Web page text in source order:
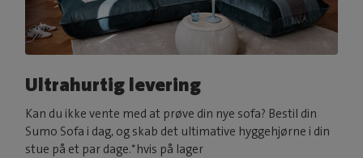
Ultrahurtig levering
Kan du ikke vente med at prøve din nye sofa? Bestil din
Sumo Sofa i dag, og skab det ultimative hyggehjørne i din
stue på et par dage.*hvis på lager